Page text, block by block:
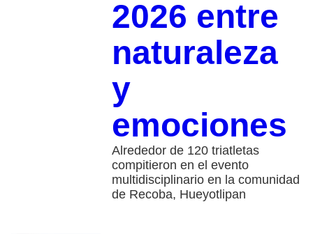
2026 entre
naturaleza
y
emociones
Alrededor de 120 triatletas
compitieron en el evento
multidisciplinario en la comunidad
de Recoba, Hueyotlipan